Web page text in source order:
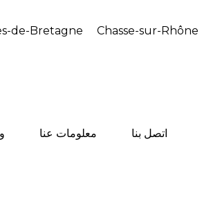
de-Bretagne Chasse-sur-Rhône
معلومات عنا اتصل بنا